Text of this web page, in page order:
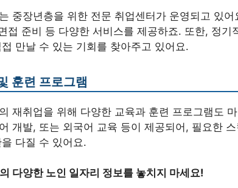
중장년층을 위한 전문 취업센터가 운영되고 있
접 준비 등 다양한 서비스를 제공하죠. 또한, 정기
만날 수 있는 기회를 찾아주고 있어요.
훈련 프로그램
재취업을 위해 다양한 교육과 훈련 프로그램도
개발, 또는 외국어 교육 등이 제공되어, 필요한
다질 수 있어요.
다양한 노인 일자리 정보를 놓치지 마세요!